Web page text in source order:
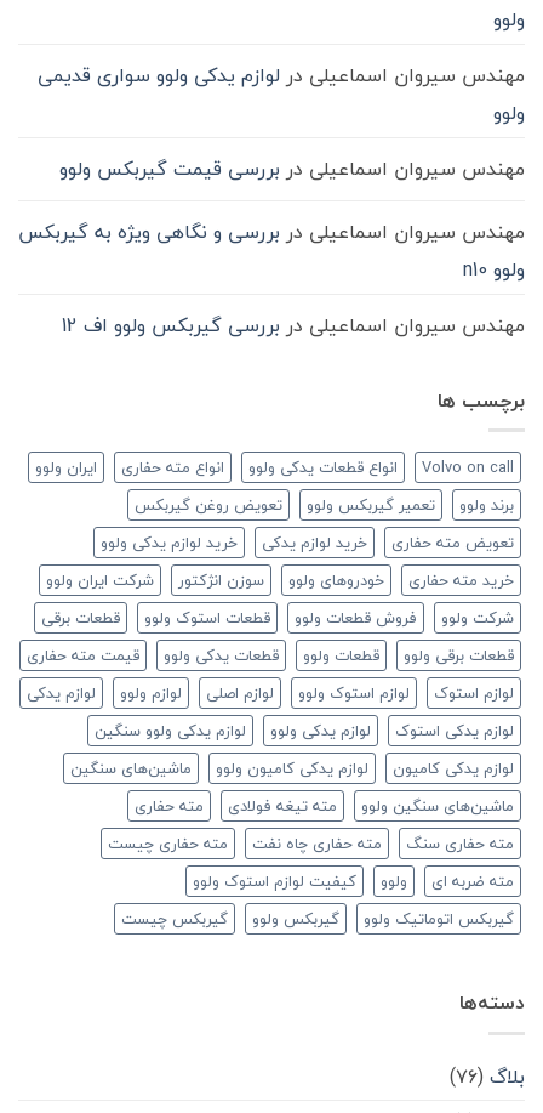
ولوو
مهندس سیروان اسماعیلی در لوازم یدکی ولوو سواری قدیمی
ولوو
مهندس سیروان اسماعیلی در بررسی قیمت گیربکس ولوو
مهندس سیروان اسماعیلی در بررسی و نگاهی ویژه به گیربکس
ولوو n10
مهندس سیروان اسماعیلی در بررسی گیربکس ولوو اف 12
برچسب ها
Volvo on call انواع قطعات یدکی ولوو انواع مته حفاری
ایران ولوو
برند ولوو
تعمیر گیربکس ولوو
تعویض روغن گیربکس
تعویض مته حفاری
خرید لوازم یدکی
خرید لوازم یدکی ولوو
خرید مته حفاری
خودروهای ولوو سوزن انژکتور
شرکت ایران ولوو
شرکت ولوو
فروش قطعات ولوو قطعات استوک ولوو
قطعات برقی
قطعات برقی ولوو
قطعات ولوو قطعات یدکی ولوو
قیمت مته حفاری
لوازم استوک
لوازم استوک ولوو لوازم اصلی لوازم ولوو
لوازم یدکی
لوازم یدکی استوک
لوازم یدکی ولوو
لوازم یدکی ولوو سنگین
لوازم یدکی کامیون
لوازم یدکی کامیون ولوو
ماشین‌های سنگین
ماشین‌های سنگین ولوو
مته تیغه فولادی
مته حفاری
مته حفاری سنگ
مته حفاری چاه نفت
مته حفاری چیست
مته ضربه ای
ولوو
کیفیت لوازم استوک ولوو
گیربکس اتوماتیک ولوو
گیربکس ولوو گیربکس چیست
دسته‌ها
بلاگ (۷۶)